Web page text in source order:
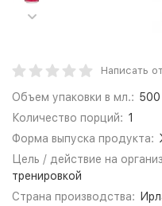
Написать
Объем упаковки в мл.:
Количество порций: 1
Форма выпуска продукта:
Цель / действие на
тренировкой
Страна производства: